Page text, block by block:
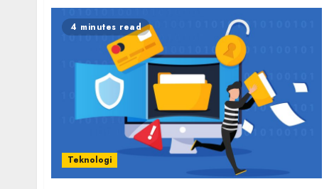
4 minutes read
Teknologi